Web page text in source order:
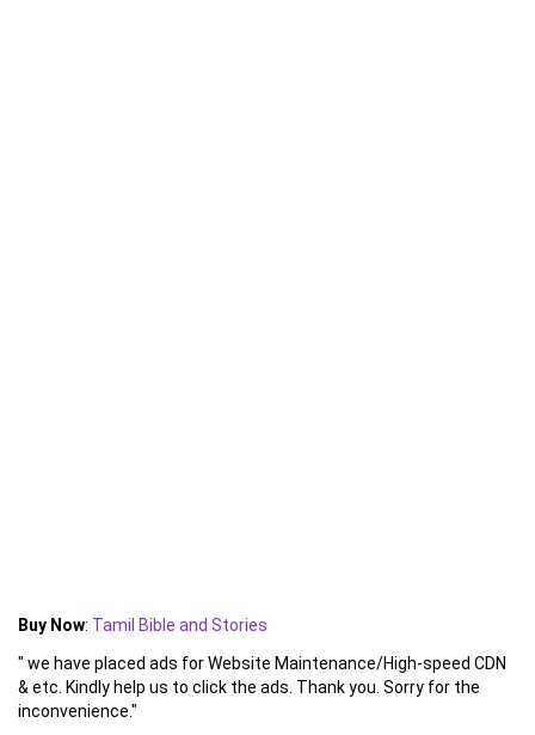
Buy Now: Tamil Bible and Stories
" we have placed ads for Website Maintenance/High-speed CDN
& etc. Kindly help us to click the ads. Thank you. Sorry for the
inconvenience."